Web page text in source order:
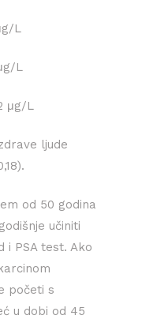
L
L
μg/L
ljude
od 50 godina
učiniti
i PSA test. Ako
početi s
u dobi od 45